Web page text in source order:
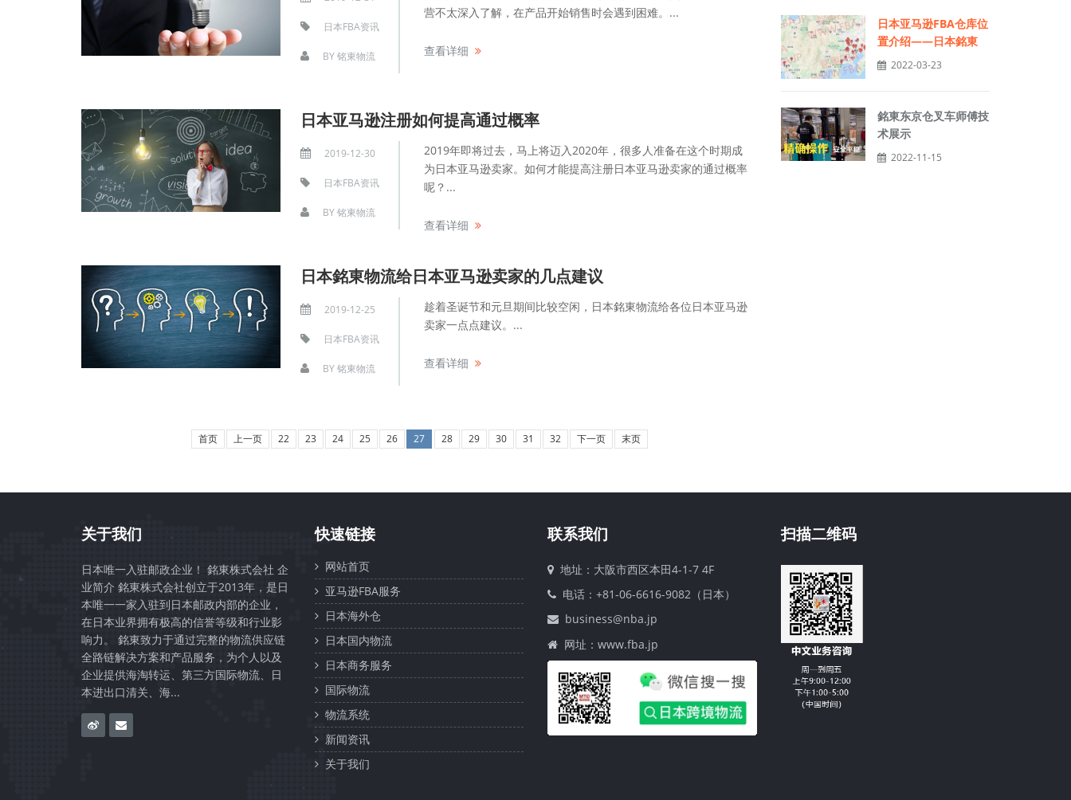
日本FBA资讯
BY铭東物流
营不太深入了解，在产品开始销售时会遇到困难。...
查看详细
日本亚马逊注册如何提高通过概率
2019-12-30
日本FBA资讯
BY铭東物流
2019年即将过去，马上将迈入2020年，很多人准备在这个时期成
为日本亚马逊卖家。如何才能提高注册日本亚马逊卖家的通过概率
呢？...
查看详细
日本銘東物流给日本亚马逊卖家的几点建议
2019-12-25
日本FBA资讯
BY铭東物流
趁着圣诞节和元旦期间比较空闲，日本銘東物流给各位日本亚马逊
卖家一点点建议。...
查看详细
首页 上一页 22 23 24 25 26 27 28 29 30 31 32 下一页 末页
日本亚马逊FBA仓库位
置介绍——日本銘東
2022-03-23
銘東东京仓叉车师傅技
术展示
2022-11-15
关于我们
日本唯一入驻邮政企业！ 銘東株式会社 企
业简介 銘東株式会社创立于2013年，是日
本唯一一家入驻到日本邮政内部的企业，
在日本业界拥有极高的信誉等级和行业影
响力。 銘東致力于通过完整的物流供应链
全路链解决方案和产品服务，为个人以及
企业提供海淘转运、第三方国际物流、日
本进出口清关、海...
快速链接
网站首页
亚马逊FBA服务
日本海外仓
日本国内物流
日本商务服务
国际物流
物流系统
新闻资讯
关于我们
联系我们
地址：大阪市西区本田4-1-7 4F
电话：+81-06-6616-9082（日本）
business@nba.jp
网址：www.fba.jp
扫描二维码